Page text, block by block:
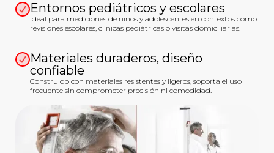
Entornos pediátricos y escolares
Ideal para mediciones de niños y adolescentes en contextos como
revisiones escolares, clínicas pediátricas o visitas domiciliarias.
Materiales duraderos, diseño
confiable
Construido con materiales resistentes y ligeros, soporta el uso
frecuente sin comprometer precisión ni comodidad.